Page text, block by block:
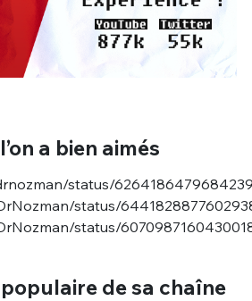
a bien aimés
status/
status/
status/
de sa chaîne